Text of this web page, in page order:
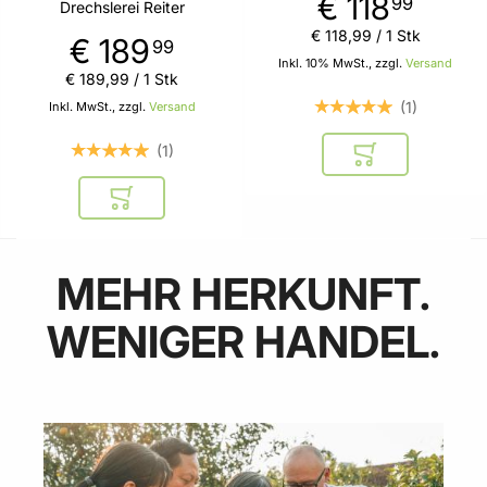
Drechslerei Reiter
€ 189 99
Inkl. MwSt., zzgl. Versand
€ 189,99 / 1 Stk
1
In den Warenkorb
Inkl. 10% MwSt., zzgl. Versand
€ 118,99 / 1 Stk
1
In den
myProduct digitaler
Geschenkgutschein -
MEHR HERKUNFT.
WENIGER HANDEL.